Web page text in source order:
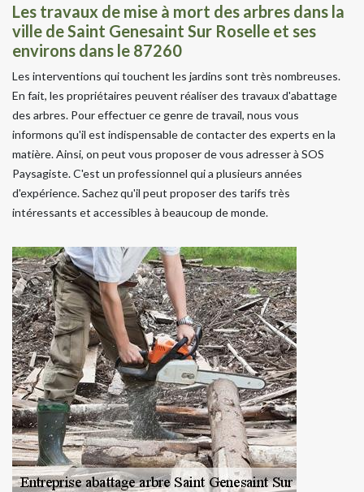
Les travaux de mise à mort des arbres dans la
ville de Saint Genesaint Sur Roselle et ses
environs dans le 87260
Les interventions qui touchent les jardins sont très nombreuses.
En fait, les propriétaires peuvent réaliser des travaux d'abattage
des arbres. Pour effectuer ce genre de travail, nous vous
informons qu'il est indispensable de contacter des experts en la
matière. Ainsi, on peut vous proposer de vous adresser à SOS
Paysagiste. C'est un professionnel qui a plusieurs années
d'expérience. Sachez qu'il peut proposer des tarifs très
intéressants et accessibles à beaucoup de monde.